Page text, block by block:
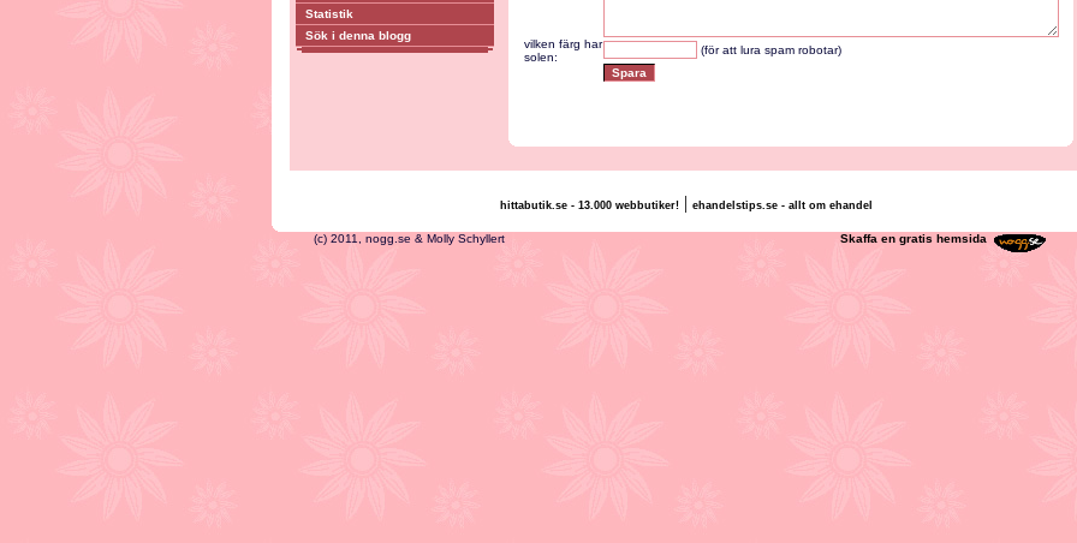
Statistik
Sök i denna blogg
vilken färg har
solen:
(för att lura spam robotar)
hittabutik.se - 13.000 webbutiker!| ehandelstips.se - allt om ehandel
(c) 2011, nogg.se & Molly Schyllert Skaffa en gratis hemsida